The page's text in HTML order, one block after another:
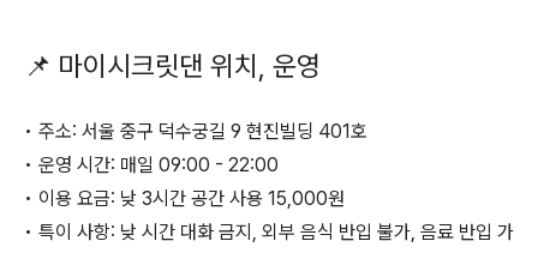
📌 마이시크릿댄 위치, 운영
• 주소: 서울 중구 덕수궁길 9 현진빌딩 401호
• 운영 시간: 매일 09:00 - 22:00
• 이용 요금: 낮 3시간 공간 사용 15,000원
• 특이 사항: 낮 시간 대화 금지, 외부 음식 반입 불가, 음료 반입 가